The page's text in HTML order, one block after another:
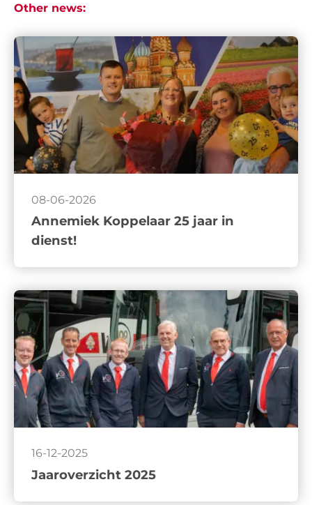
Other news:
08-06-2026
Annemiek Koppelaar 25 jaar in
dienst!
16-12-2025
Jaaroverzicht 2025